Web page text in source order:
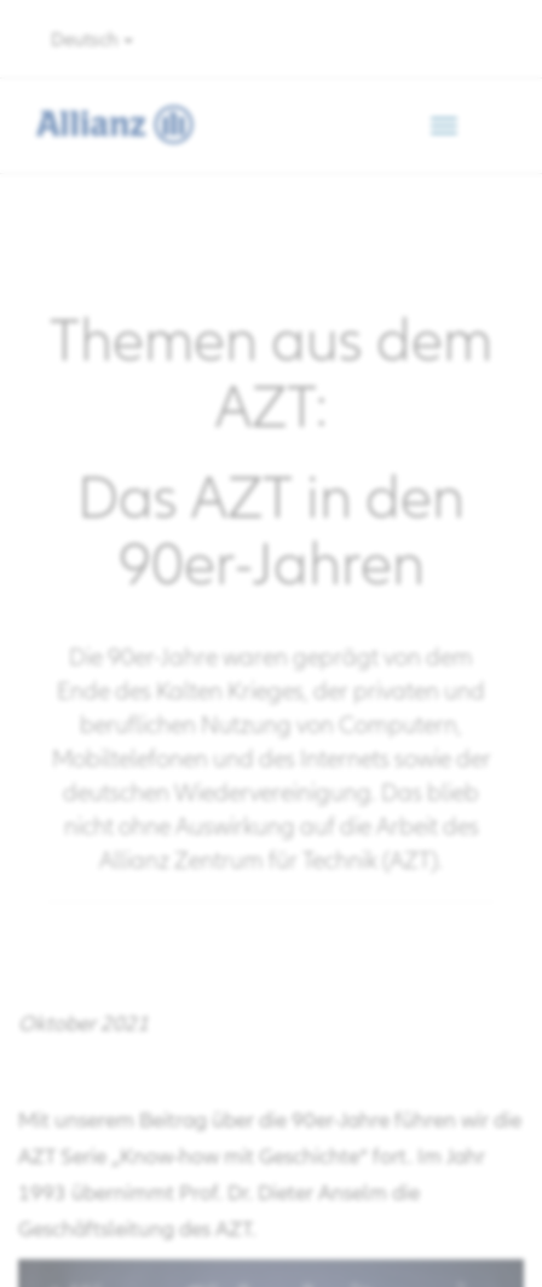
Deutsch
Themen aus dem
AZT:
Das AZT in den
90er-Jahren
Die 90er-Jahre waren geprägt von dem
Ende des Kalten Krieges, der privaten und
beruflichen Nutzung von Computern,
Mobiltelefonen und des Internets sowie der
deutschen Wiedervereinigung. Das blieb
nicht ohne Auswirkung auf die Arbeit des
Allianz Zentrum für Technik (AZT).
Oktober 2021
Mit unserem Beitrag über die 90er-Jahre führen wir die
AZT Serie „Know-how mit Geschichte“ fort. Im Jahr
1993 übernimmt Prof. Dr. Dieter Anselm die
Geschäftsleitung des AZT.